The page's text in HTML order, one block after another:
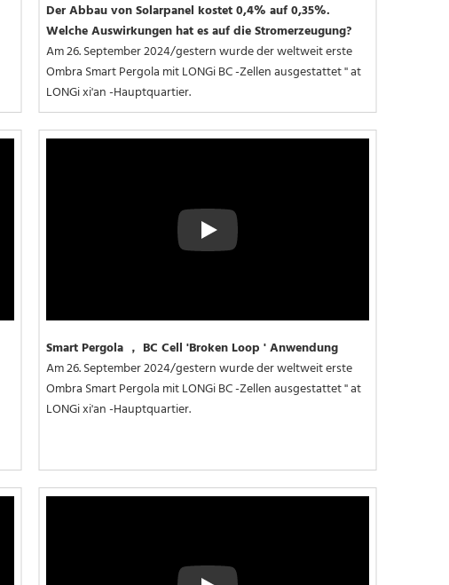
Der Abbau von Solarpanel kostet 0,4% auf 0,35%.
Am 26. September 2024/gestern wurde der weltweit erste
Ombra Smart Pergola mit LONGi BC -Zellen ausgestattet '' at
LONGi xi'an -Hauptquartier.
Play
Smart Pergola ， BC Cell 'Broken Loop ' Anwendung
Am 26. September 2024/gestern wurde der weltweit erste
Ombra Smart Pergola mit LONGi BC -Zellen ausgestattet '' at
LONGi xi'an -Hauptquartier.